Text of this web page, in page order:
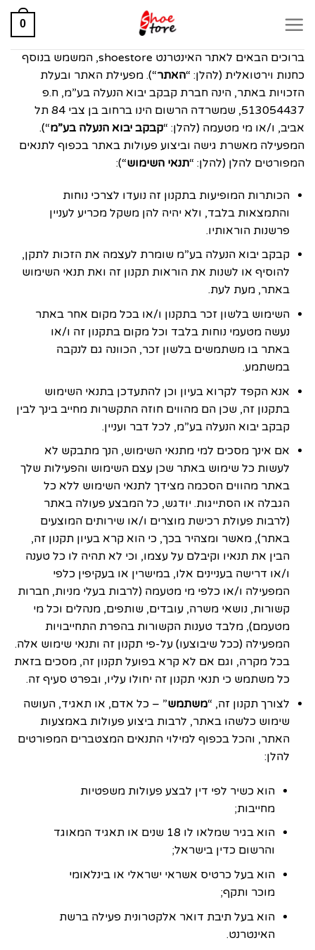
0
ברוכים הבאים לאתר האינטרנט shoestore, המשמש בנוסף
כחנות וירטואלית (להלן: “האתר“). מפעילת האתר ובעלת
הזכויות באתר, הינה חברת קבקב יבוא הנעלה בע”מ, ח.פ
513054437, שמשרדה הרשום הינו ברחוב בן צבי 84 תל
אביב, ו/או מי מטעמה (להלן: “קבקב יבוא הנעלה בע”מ“).
המפעילה מאשרת גישה וביצוע פעולות באתר בכפוף לתנאים
המפורטים להלן (להלן: “תנאי השימוש“):
הכותרות המופיעות בתקנון זה נועדו לצרכי נוחות
והתמצאות בלבד, ולא יהיה להן משקל מכריע לעניין
פרשנות הוראותיו.
קבקב יבוא הנעלה בע”מ שומרת לעצמה את הזכות לתקן,
להוסיף או לשנות את הוראות תקנון זה ואת תנאי השימוש
באתר, מעת לעת.
השימוש בלשון זכר בתקנון ו/או בכל מקום אחר באתר
נעשה מטעמי נוחות בלבד וכל מקום בתקנון זה ו/או
באתר בו משתמשים בלשון זכר, הכוונה גם לנקבה
במשתמע.
אנא הקפד לקרוא בעיון וכן להתעדכן בתנאי השימוש
בתקנון זה, שכן הם מהווים חוזה התקשרות מחייב בינך לבין
קבקב יבוא הנעלה בע”מ, לכל דבר ועניין.
אם אינך מסכים למי מתנאי השימוש, הנך מתבקש לא
לעשות כל שימוש באתר שכן עצם השימוש והפעילות שלך
באתר מהווים הסכמה מצידך לתנאי השימוש ללא כל
הגבלה או הסתייגות. יודגש, כל המבצע פעולה באתר
(לרבות פעולת רכישת מוצרים ו/או שירותים המוצעים
באתר), מאשר ומצהיר בכך, כי הוא קרא בעיון תקנון זה,
הבין את תנאיו וקיבלם על עצמו, וכי לא תהיה לו כל טענה
ו/או דרישה בעניינים אלו, במישרין או בעקיפין כלפי
המפעילה ו/או כלפי מי מטעמה (לרבות בעלי מניות, חברות
קשורות, נושאי משרה, עובדים, שותפים, מנהלים וכל מי
מטעמם), מלבד טענות הקשורות בהפרת התחייבויות
המפעילה (ככל שיבוצעו) על-פי תקנון זה ותנאי שימוש אלה.
בכל מקרה, וגם אם לא קרא בפועל תקנון זה, מסכים בזאת
כל משתמש כי תנאי תקנון זה יחולו עליו, ובפרט סעיף זה.
לצורך תקנון זה, “משתמש” – כל אדם, או תאגיד, העושה
שימוש כלשהו באתר, לרבות ביצוע פעולות באמצעות
האתר, והכל בכפוף למילוי התנאים המצטברים המפורטים
להלן:
הוא כשיר לפי דין לבצע פעולות משפטיות
מחייבות;
הוא בגיר שמלאו לו 18 שנים או תאגיד המאוגד
והרשום כדין בישראל;
הוא בעל כרטיס אשראי ישראלי או בינלאומי
מוכר ותקף;
הוא בעל תיבת דואר אלקטרונית פעילה ברשת
האינטרנט.